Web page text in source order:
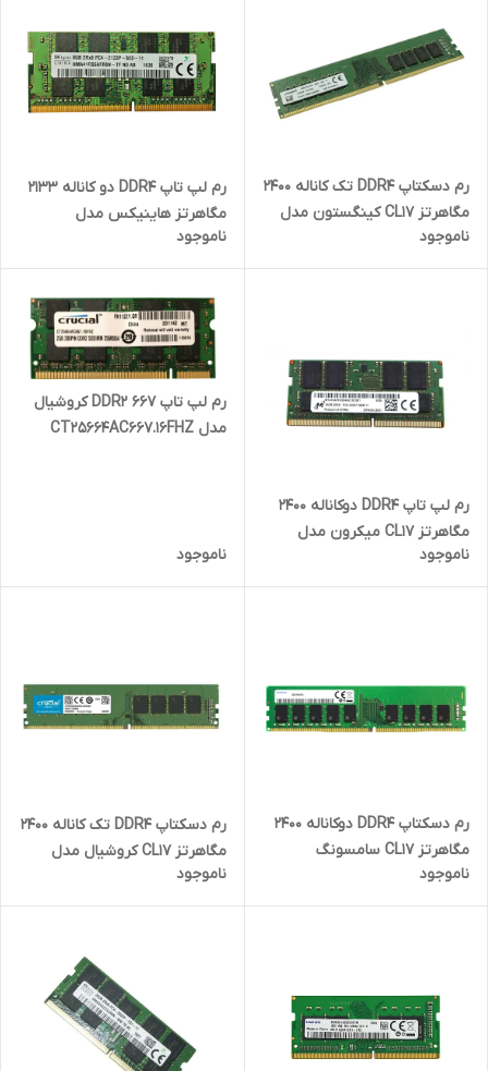
رم دسکتاپ DDR4 تک کاناله 2400
مگاهرتز CL17 کینگستون مدل
PC4-19200 ظرفیت 16 گیگابایت
ناموجود
رم لپ تاپ DDR4 دو کاناله 2133
مگاهرتز هاینیکس مدل
گیگابایت
ناموجود
رم لپ تاپ DDR4 دوکاناله 2400
مگاهرتز CL17 میکرون مدل
PC4-2400T ظرفیت 16 گیگابایت
ناموجود
رم لپ تاپ DDR2 667 کروشیال
مدل CT25664AC667.16FHZ
ناموجود
رم دسکتاپ DDR4 دوکاناله 2400
مگاهرتز CL17 سامسونگ
16گیگابایت
ناموجود
رم دسکتاپ DDR4 تک کاناله 2400
مگاهرتز CL17 کروشیال مدل
UDIMM ظرفیت 16 گیگابایت
ناموجود